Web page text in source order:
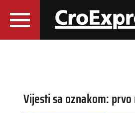
Vijesti sa oznakom: